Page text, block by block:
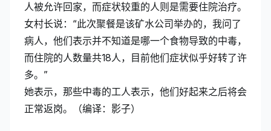
人被允许回家，而症状较重的人则是需要住院治疗。
女村长说：“此次聚餐是该矿水公司举办的，我问了
病人，他们表示并不知道是哪一个食物导致的中毒，
而住院的人数量共18人，目前他们症状似乎好转了许
多。”
她表示，那些中毒的工人表示，他们好起来之后将会
正常返岗。（编译：影子）